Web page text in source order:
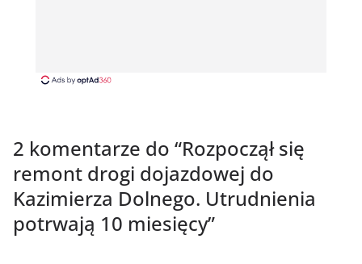
2 komentarze do “Rozpoczął się
remont drogi dojazdowej do
Kazimierza Dolnego. Utrudnienia
potrwają 10 miesięcy”